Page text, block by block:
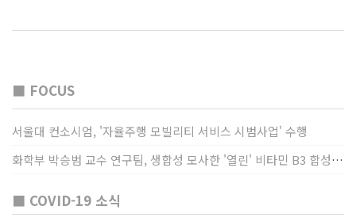
■ FOCUS
서울대 컨소시엄, '자율주행 모빌리티 서비스 시범사업' 수행
화학부 박승범 교수 연구팀, 생합성 모사한 '열린' 비타민 B3 합성법 개발
■ COVID-19 소식